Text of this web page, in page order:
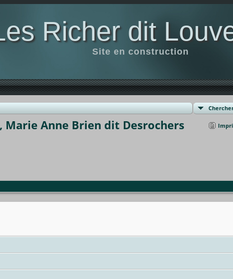
Richer dit
Site en construction
Marie Anne Brien dit Desrochers